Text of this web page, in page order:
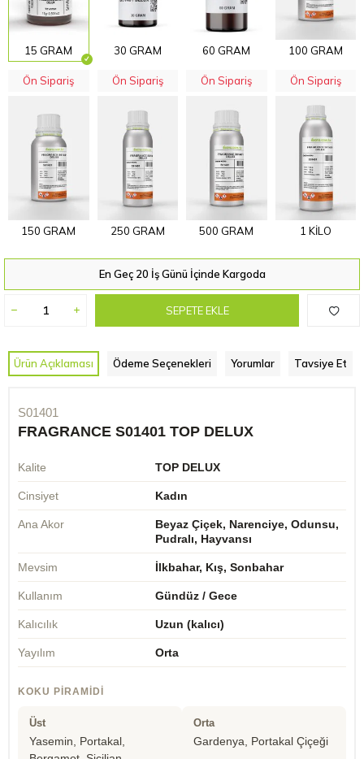
15 GRAM 30 GRAM 60 GRAM 100 GRAM
Ön Sipariş
150 GRAM
Ön Sipariş
250 GRAM
Ön Sipariş
500 GRAM
Ön Sipariş
1 KİLO
En Geç 20 İş Günü İçinde Kargoda
SEPETE EKLE
Ürün Açıklaması Ödeme Seçenekleri Yorumlar Tavsiye Et
S01401
FRAGRANCE S01401 TOP DELUX
Kalite TOP DELUX
Cinsiyet Kadın
Ana Akor
Beyaz Çiçek, Narenciye, Odunsu,
Pudralı, Hayvansı
Mevsim İlkbahar, Kış, Sonbahar
Kullanım Gündüz / Gece
Kalıcılık Uzun (kalıcı)
Yayılım Orta
KOKU PIRAMIDI
Üst
Yasemin, Portakal,
Orta
Gardenya, Portakal Çiçeği